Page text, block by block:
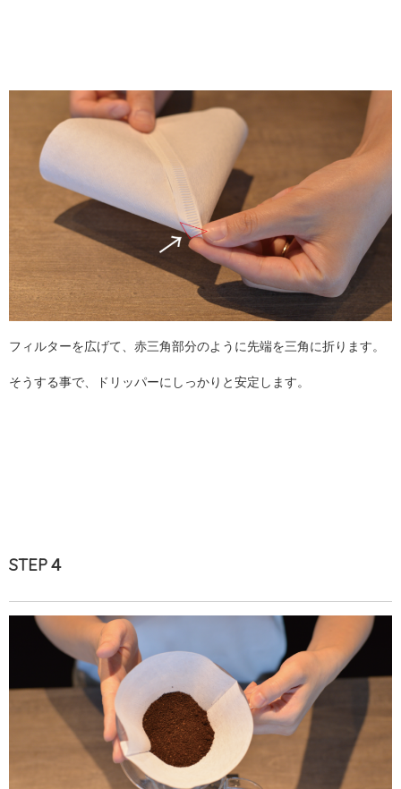
フィルターを広げて、赤三角部分のように先端を三角に折ります。
そうする事で、ドリッパーにしっかりと安定します。
STEP４